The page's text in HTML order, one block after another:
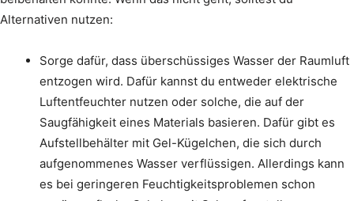
Alternativen nutzen:
Sorge dafür, dass überschüssiges Wasser der Raumluft
entzogen wird. Dafür kannst du entweder elektrische
Luftentfeuchter nutzen oder solche, die auf der
Saugfähigkeit eines Materials basieren. Dafür gibt es
Aufstellbehälter mit Gel-Kügelchen, die sich durch
aufgenommenes Wasser verflüssigen. Allerdings kann
es bei geringeren Feuchtigkeitsproblemen schon